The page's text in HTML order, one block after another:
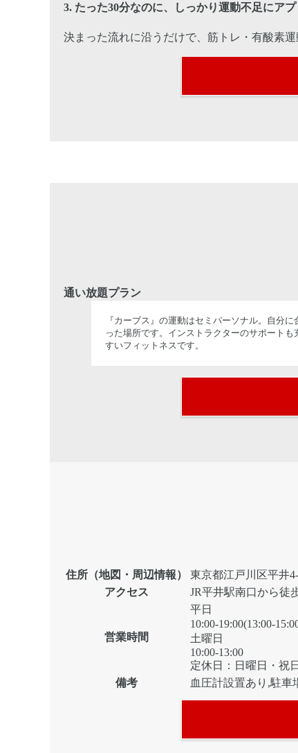
3. たった30分なのに、しっかり運動不足にアプ
決まった流れに沿うだけで、筋トレ・有酸素
通い放題プラン
『カーブス』の運動はセミパーソナル。自分
った場所です。インストラクターのサポート
すいフィットネスです。
住所（地図・周辺情報）
東京都江戸川区平井
アクセス
JR平井駅南口から徒
営業時間
平日
10:00-19:00(13:00-
土曜日
10:00-13:00
定休日：日曜日・祝日
備考
血圧計設置あり,駐車